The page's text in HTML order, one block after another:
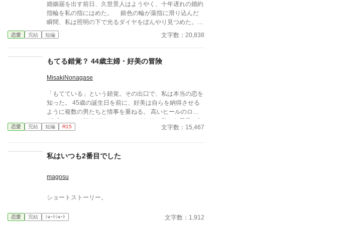
婚姻届を出す前日、久世景人はようやく、十年遅れの婚約
指輪を私の指にはめた。 銀色の輪が薬指に滑り込んだ
瞬間、私は照明の下で光るダイヤをぼんやり見つめた。長
く続いた待ち時間が、やっと終わったような気がした。け
れど次の瞬間、彼は私の手を見下ろし、まるで似合わない
ってあまりきれいじゃないよな」 私は言葉を失った。
の指輪を抜き取った。十年待ち続けた指輪は、彼の手のひ
ったほうが似合うと思う」 私は手を引き戻し、信じら
れない思いで彼を見た。 「どういう意味？ 瑠奈と結婚
するつもりなの？」 景人は目を伏せ、指輪の縁を指先
でなぞった。まるで、たいしたことではない問いを少し考
えているだけのようだった。 「そこまでじゃない。た
ワーマンションを出たのかさえ覚えていない。
恋愛 完結 短編 文字数：20,838
もてる錯覚？ 44歳主婦・好美の冒険
MisakiNonagase
「もてている」という錯覚。その出口で、私は本当の恋を
知った。 45歳の誕生日を前に、好美は自らを納得させる
ように複数の男たちと情事を重ねる。 高いヒールのロン
グブーツと、短すぎるスカート。それは、乾いた日常と無
関心な夫への、ささやかな反逆だった。 主導権を握って
づきながらも、彼女はあえてその事実に蓋をし続けてき
けれど、22歳の大学生・優希の真っ直ぐな瞳と、包み込む
好美が見つけた「本当の居場所」とは――。
恋愛 完結 短編 R15 文字数：15,467
私はいつも2番目でした
magosu
ショートストーリー。
恋愛 完結 ｼｮｰﾄｼｮｰﾄ 文字数：1,912